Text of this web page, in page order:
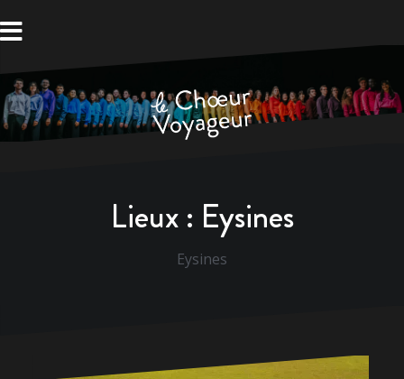
au
Lieux : Eysines
Eysines